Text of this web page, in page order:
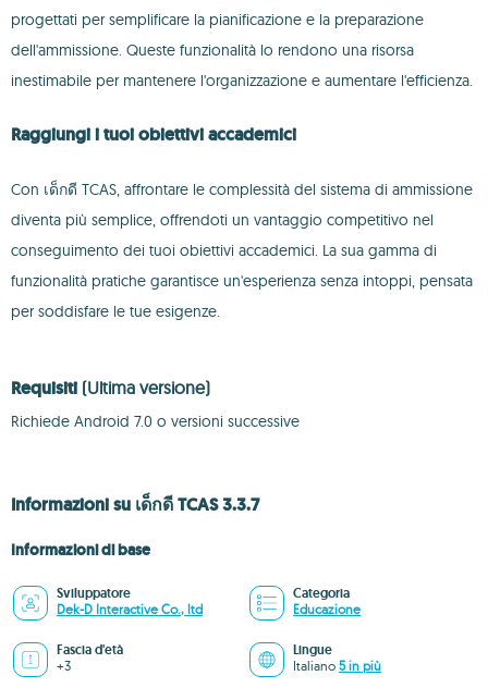
progettati per semplificare la pianificazione e la preparazione
dell'ammissione. Queste funzionalità lo rendono una risorsa
inestimabile per mantenere l'organizzazione e aumentare l'efficienza.
Raggiungi i tuoi obiettivi accademici
Con เด็กดี TCAS, affrontare le complessità del sistema di ammissione
diventa più semplice, offrendoti un vantaggio competitivo nel
conseguimento dei tuoi obiettivi accademici. La sua gamma di
funzionalità pratiche garantisce un'esperienza senza intoppi, pensata
per soddisfare le tue esigenze.
Requisiti (Ultima versione)
Richiede Android 7.0 o versioni successive
Informazioni su เด็กดี TCAS 3.3.7
Informazioni di base
Sviluppatore
Dek-D Interactive Co., ltd
Categoria
Educazione
Fascia d'età
+3
Lingue
Italiano 5 in più